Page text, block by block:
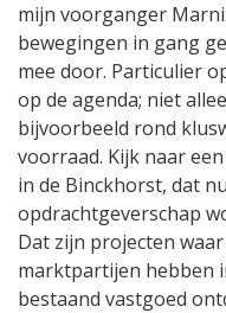
mijn voorganger
bewegingen in gang
mee door. Particulier
op de agenda; niet
bijvoorbeeld rond
voorraad. Kijk naar
in de Binckhorst, dat
opdrachtgeverschap
Dat zijn projecten
marktpartijen hebben
bestaand vastgoed